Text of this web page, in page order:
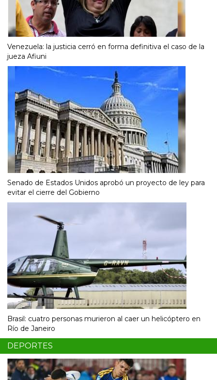
Venezuela: la justicia cerró en forma definitiva el caso de la
jueza Afiuni
Senado de Estados Unidos aprobó un proyecto de ley para
evitar el cierre del Gobierno
Brasil: cuatro personas murieron al caer un helicóptero en
Río de Janeiro
DEPORTES